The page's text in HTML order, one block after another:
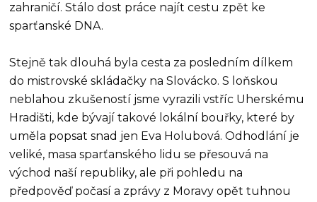
zahraničí. Stálo dost práce najít cestu zpět ke
sparťanské DNA.
Stejně tak dlouhá byla cesta za posledním dílkem
do mistrovské skládačky na Slovácko. S loňskou
neblahou zkušeností jsme vyrazili vstříc Uherskému
Hradišti, kde bývají takové lokální bouřky, které by
uměla popsat snad jen Eva Holubová. Odhodlání je
veliké, masa sparťanského lidu se přesouvá na
východ naší republiky, ale při pohledu na
předpověď počasí a zprávy z Moravy opět tuhnou